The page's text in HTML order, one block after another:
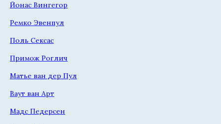
Йонас Вингегор
Ремко Эвенпул
Поль Сексас
Примож Роглич
Матье ван дер Пул
Ваут ван Арт
Мадс Педерсен